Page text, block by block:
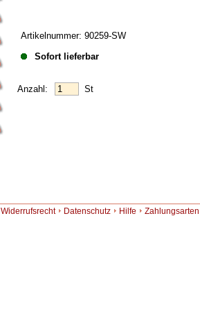
Artikelnummer: 90259-SW
Sofort lieferbar
Anzahl: St
Widerrufsrecht Datenschutz Hilfe Zahlungsarten